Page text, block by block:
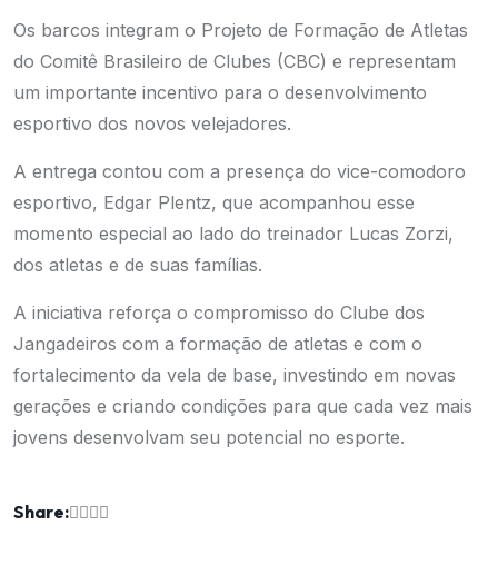
Os barcos integram o Projeto de Formação de Atletas
do Comitê Brasileiro de Clubes (CBC) e representam
um importante incentivo para o desenvolvimento
esportivo dos novos velejadores.
A entrega contou com a presença do vice-comodoro
esportivo, Edgar Plentz, que acompanhou esse
momento especial ao lado do treinador Lucas Zorzi,
dos atletas e de suas famílias.
A iniciativa reforça o compromisso do Clube dos
Jangadeiros com a formação de atletas e com o
fortalecimento da vela de base, investindo em novas
gerações e criando condições para que cada vez mais
jovens desenvolvam seu potencial no esporte.
Share: